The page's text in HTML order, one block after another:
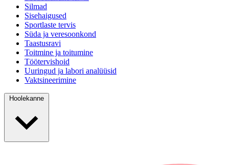
Silmad
Sisehaigused
Sportlaste tervis
Süda ja veresoonkond
Taastusravi
Toitmine ja toitumine
Töötervishoid
Uuringud ja labori analüüsid
Vaktsineerimine
Hoolekanne